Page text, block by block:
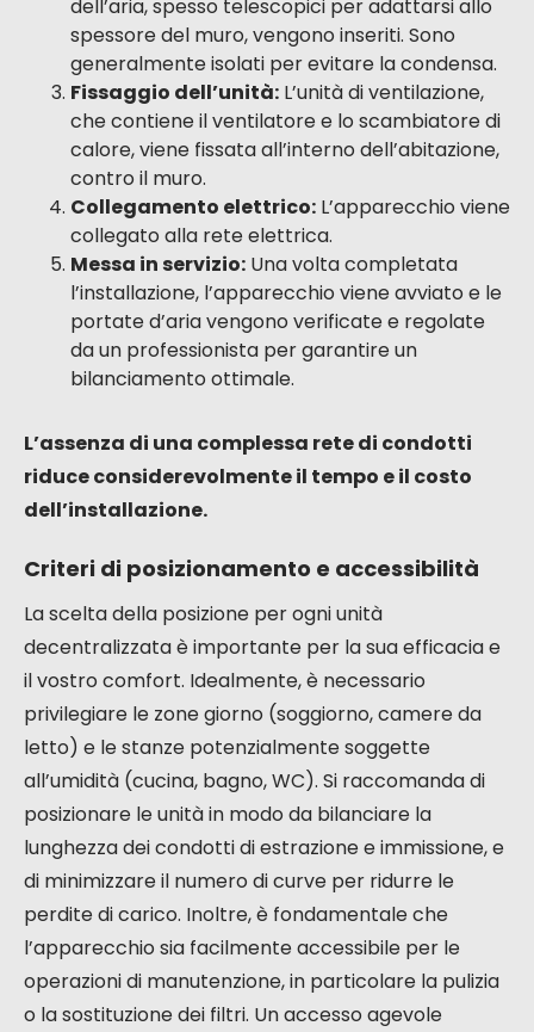
di grande portata. Si adatta a diversi spessori di
pareti, generalmente tra 250 e 470 mm, il che
copre la maggior parte delle costruzioni.
Procedura di posa semplificata
La posa di una VMC a doppio flusso decentralizzata
è nettamente meno invasiva di un sistema
tradizionale. Ecco le fasi generali:
Foratura del muro:Viene praticato un foro di
diametro adatto nella parete esterna della
stanza da ventilare. Questo foro permetterà il
dell’aria, nonché l’integrazione dell’unità.
Installazione dei condotti:I condotti
dell’aria, spesso telescopici per adattarsi allo
spessore del muro, vengono inseriti. Sono
Fissaggio dell’unità:L’unità di ventilazione,
che contiene il ventilatore e lo scambiatore di
calore, viene fissata all’interno dell’abitazione,
contro il muro.
Collegamento elettrico:L’apparecchio viene
collegato alla rete elettrica.
Messa in servizio:Una volta completata
l’installazione, l’apparecchio viene avviato e le
portate d’aria vengono verificate e regolate
da un professionista per garantire un
bilanciamento ottimale.
L’assenza di una complessa rete di condotti
riduce considerevolmente il tempo e il costo
dell’installazione.